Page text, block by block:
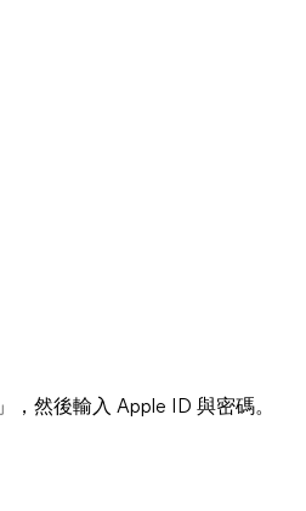
」，然後輸入 Apple ID 與密碼。